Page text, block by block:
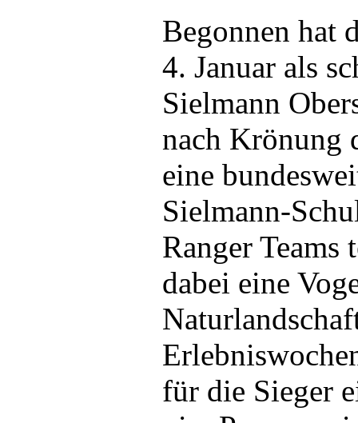
Begonnen hat
4. Januar als
Sielmann
nach Krönung
eine
Sielmann-
Ranger
dabei eine
für die Sieger